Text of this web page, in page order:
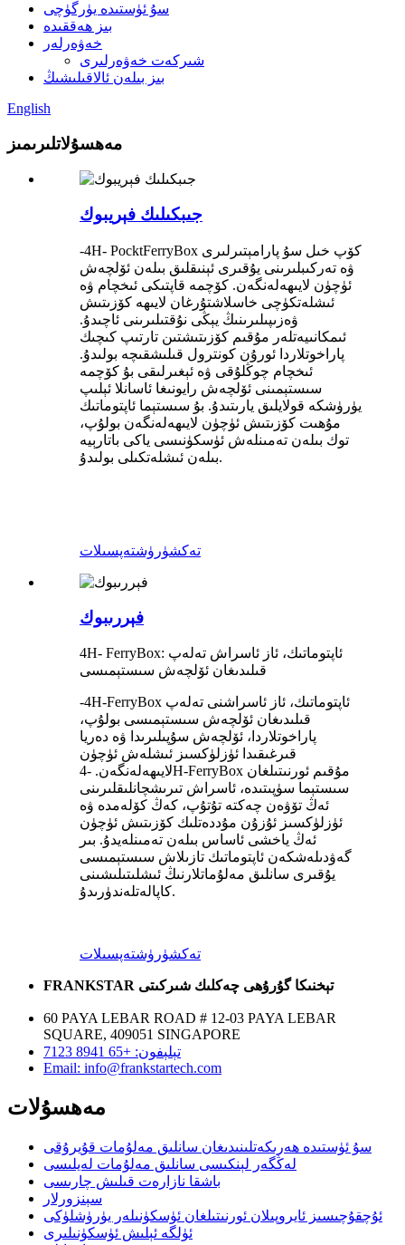
سۇ ئۈستىدە يۈرگۈچى
بىز ھەققىدە
خەۋەرلەر
شىركەت خەۋەرلىرى
بىز بىلەن ئالاقىلىشىڭ
English
مەھسۇلاتلىرىمىز
جىبكىلىك فېريبوك
-4H- PocktFerryBox كۆپ خىل سۇ پارامېتىرلىرى
ۋە تەركىبلىرىنى يۇقىرى ئېنىقلىق بىلەن ئۆلچەش
ئۈچۈن لايىھەلەنگەن. كۆچمە قاپتىكى ئىخچام ۋە
ئىشلەتكۈچى خاسلاشتۇرغان لايىھە كۆزىتىش
ۋەزىپىلىرىنىڭ يېڭى نۇقتىلىرىنى ئاچىدۇ.
ئىمكانىيەتلەر مۇقىم كۆزىتىشتىن تارتىپ كىچىك
پاراخوتلاردا ئورۇن كونترول قىلىشقىچە بولىدۇ.
ئىخچام چوڭلۇقى ۋە ئېغىرلىقى بۇ كۆچمە
سىستېمىنى ئۆلچەش رايونىغا ئاسانلا ئېلىپ
يۈرۈشكە قولايلىق يارىتىدۇ. بۇ سىستېما ئاپتوماتىك
مۇھىت كۆزىتىش ئۈچۈن لايىھەلەنگەن بولۇپ،
توك بىلەن تەمىنلەش ئۈسكۈنىسى ياكى باتارېيە
بىلەن ئىشلەتكىلى بولىدۇ.
تەكشۈرۈشتەپسىلات
فېررىبوك
4H- FerryBox: ئاپتوماتىك، ئاز ئاسراش تەلەپ
قىلىدىغان ئۆلچەش سىستېمىسى
-4H-FerryBox ئاپتوماتىك، ئاز ئاسراشنى تەلەپ
قىلىدىغان ئۆلچەش سىستېمىسى بولۇپ،
پاراخوتلاردا، ئۆلچەش سۇپىلىرىدا ۋە دەريا
قىرغىقىدا ئۈزلۈكسىز ئىشلەش ئۈچۈن
لايىھەلەنگەن. -4H-FerryBox مۇقىم ئورنىتىلغان
سىستېما سۈپىتىدە، ئاسراش تىرىشچانلىقلىرىنى
ئەڭ تۆۋەن چەكتە تۇتۇپ، كەڭ كۆلەمدە ۋە
ئۈزلۈكسىز ئۇزۇن مۇددەتلىك كۆزىتىش ئۈچۈن
ئەڭ ياخشى ئاساس بىلەن تەمىنلەيدۇ. بىر
گەۋدىلەشكەن ئاپتوماتىك تازىلاش سىستېمىسى
يۇقىرى سانلىق مەلۇماتلارنىڭ ئىشلىتىلىشىنى
كاپالەتلەندۈرىدۇ.
تەكشۈرۈشتەپسىلات
FRANKSTAR تېخنىكا گۇرۇھى چەكلىك شىركىتى
60 PAYA LEBAR ROAD # 12-03 PAYA LEBAR
SQUARE, 409051 SINGAPORE
تېلېفون: +65 8941 7123
Email: info@frankstartech.com
مەھسۇلات
سۇ ئۈستىدە ھەرىكەتلىنىدىغان سانلىق مەلۇمات قۇيرۇقى
لەڭگەر لېنكىسى سانلىق مەلۇمات لەيلىسى
باشقا نازارەت قىلىش چارىسى
سېنزورلار
ئۇچقۇچىسىز ئايروپىلان ئورنىتىلغان ئۈسكۈنىلەر يۈرۈشلۈكى
ئۈلگە ئېلىش ئۈسكۈنىلىرى